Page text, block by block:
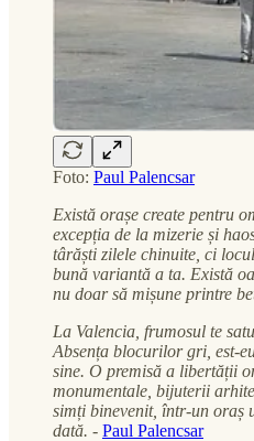
Foto: Paul Palencsar
Există orașe create pentru
excepția de la mizerie și
târăști zilele chinuite, ci
bună variantă a ta. Există
nu doar să mișune printre
La Valencia, frumosul te
Absența blocurilor gri, est-
sine. O premisă a libertății
monumentale, bijuterii
simți binevenit, într-un oraș
dată. - Paul Palencsar